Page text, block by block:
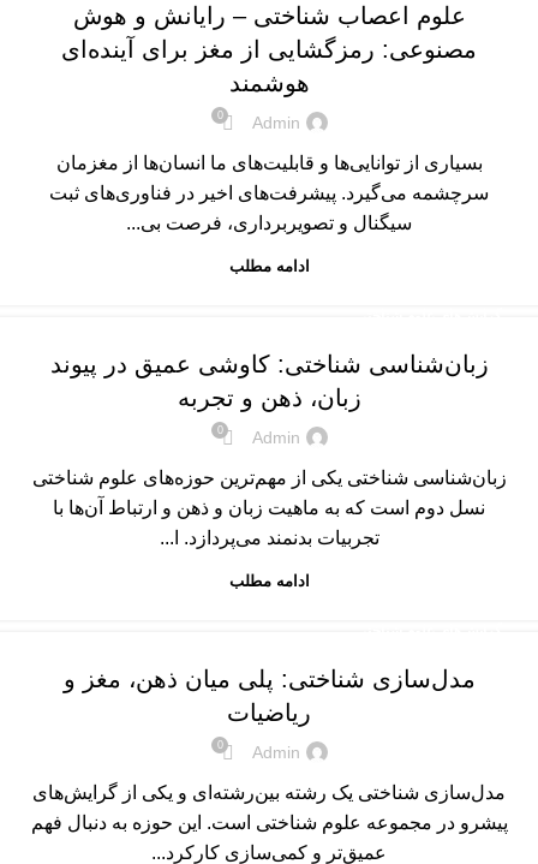
علوم اعصاب شناختی – رایانش و هوش
مصنوعی: رمزگشایی از مغز برای آینده‌ای
هوشمند
Admin
0
بسیاری از توانایی‌ها و قابلیت‌های ما انسان‌ها از مغزمان
سرچشمه می‌گیرد. پیشرفت‌های اخیر در فناوری‌های ثبت
سیگنال و تصویربرداری، فرصت بی...
ادامه مطلب
زبان‌شناسی شناختی: کاوشی عمیق در پیوند
زبان، ذهن و تجربه
Admin
0
زبان‌شناسی شناختی یکی از مهم‌ترین حوزه‌های علوم شناختی
نسل دوم است که به ماهیت زبان و ذهن و ارتباط آن‌ها با
تجربیات بدنمند می‌پردازد. ا...
ادامه مطلب
مدل‌سازی شناختی: پلی میان ذهن، مغز و
ریاضیات
Admin
0
مدل‌سازی شناختی یک رشته بین‌رشته‌ای و یکی از گرایش‌های
پیشرو در مجموعه علوم شناختی است. این حوزه به دنبال فهم
عمیق‌تر و کمی‌سازی کارکرد...